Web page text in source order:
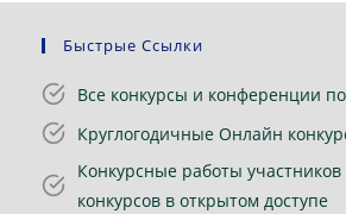
Быстрые Ссылки
Все конкурсы и конференции
Круглогодичные Онлайн
Конкурсные работы
конкурсов в открытом доступе